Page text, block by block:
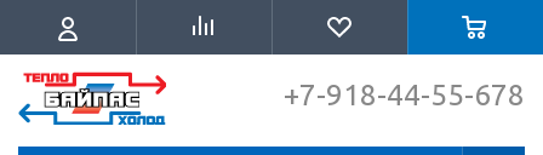
+7-918-44-55-678